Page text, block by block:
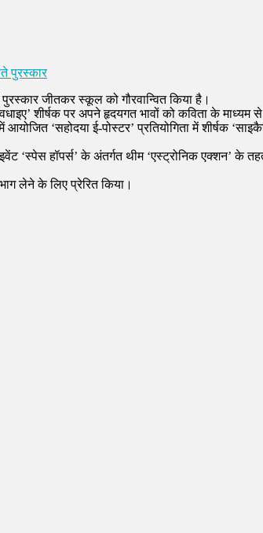
पुरस्कार
जीतकर स्कूल को गौरवान्वित किया है।
शीर्षक पर अपने हृदयगत भावों को कविता के माध्यम
‘सहोदया ई-पोस्टर’ प्रतियोगिता में शीर्षक
‘स्पेस हॉपर्स’ के अंतर्गत थीम ‘एस्ट्रोनिक एक्शन’ के
भाग लेने के लिए प्रेरित किया।